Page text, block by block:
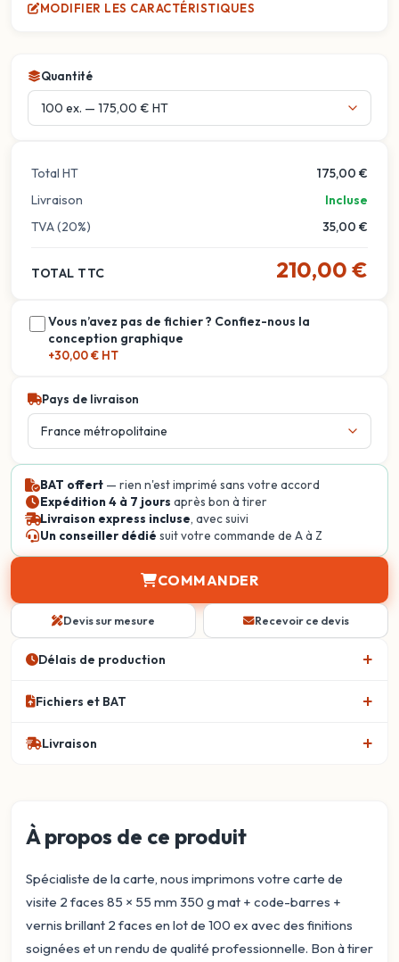
MODIFIER LES CARACTÉRISTIQUES
Quantité
Total HT
175,00 €
Livraison
Incluse
TVA (20%)
35,00 €
TOTAL TTC 210,00 €
Vous n’avez pas de fichier ? Confiez-nous la
conception graphique
+30,00 € HT
Pays de livraison
BAT offert — rien n'est imprimé sans votre accord
Expédition 4 à 7 jours après bon à tirer
Livraison express incluse, avec suivi
Un conseiller dédié suit votre commande de A à Z
COMMANDER
Devis sur mesure Recevoir ce devis
Délais de production
Fichiers et BAT
Livraison
À propos de ce produit
Spécialiste de la carte, nous imprimons votre carte de
visite 2 faces 85 × 55 mm 350 g mat + code-barres +
vernis brillant 2 faces en lot de 100 ex avec des finitions
soignées et un rendu de qualité professionnelle. Bon à tirer